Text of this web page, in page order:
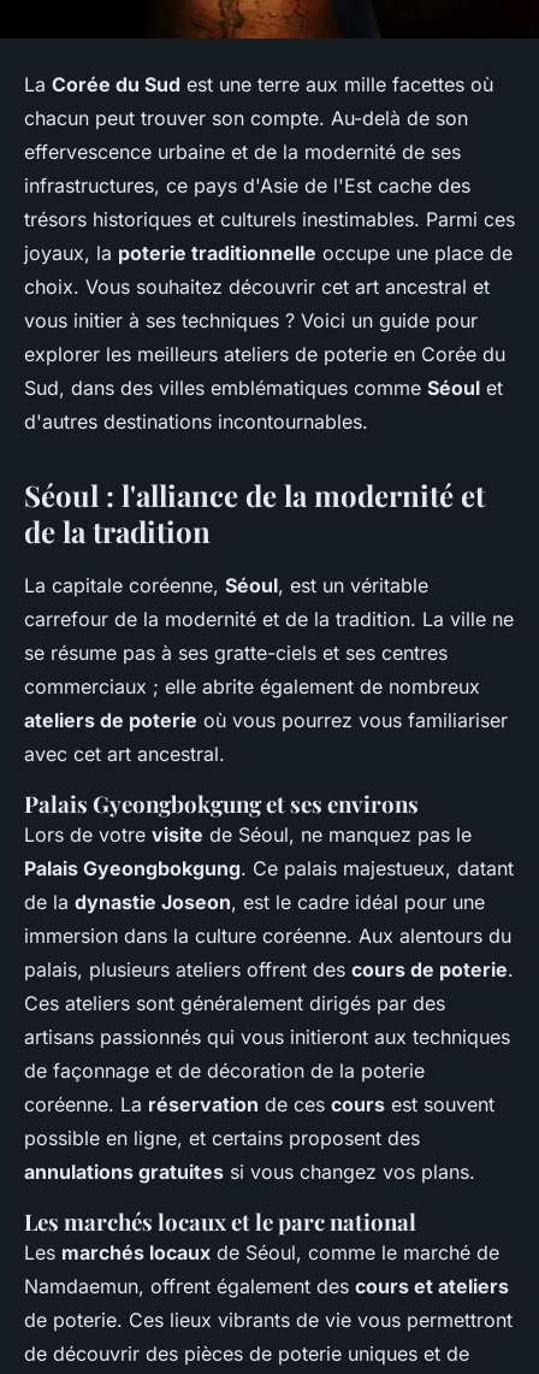
La Corée du Sud est une terre aux mille facettes où
chacun peut trouver son compte. Au-delà de son
effervescence urbaine et de la modernité de ses
infrastructures, ce pays d'Asie de l'Est cache des
trésors historiques et culturels inestimables. Parmi ces
joyaux, la poterie traditionnelle occupe une place de
choix. Vous souhaitez découvrir cet art ancestral et
vous initier à ses techniques ? Voici un guide pour
explorer les meilleurs ateliers de poterie en Corée du
Sud, dans des villes emblématiques comme Séoul et
d'autres destinations incontournables.
Séoul : l'alliance de la modernité et
de la tradition
La capitale coréenne, Séoul, est un véritable
carrefour de la modernité et de la tradition. La ville ne
se résume pas à ses gratte-ciels et ses centres
commerciaux ; elle abrite également de nombreux
ateliers de poterie où vous pourrez vous familiariser
avec cet art ancestral.
Palais Gyeongbokgung et ses environs
Lors de votre visite de Séoul, ne manquez pas le
Palais Gyeongbokgung. Ce palais majestueux, datant
de la dynastie Joseon, est le cadre idéal pour une
immersion dans la culture coréenne. Aux alentours du
palais, plusieurs ateliers offrent des cours de poterie.
Ces ateliers sont généralement dirigés par des
artisans passionnés qui vous initieront aux techniques
de façonnage et de décoration de la poterie
coréenne. La réservation de ces cours est souvent
possible en ligne, et certains proposent des
annulations gratuites si vous changez vos plans.
Les marchés locaux et le parc national
Les marchés locaux de Séoul, comme le marché de
Namdaemun, offrent également des cours et ateliers
de poterie. Ces lieux vibrants de vie vous permettront
de découvrir des pièces de poterie uniques et de